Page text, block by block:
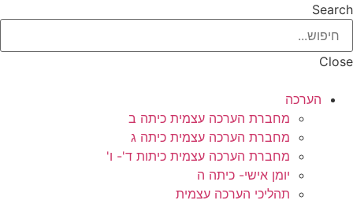
Search
Close
הערכה
מחברת הערכה עצמית כיתה ב
מחברת הערכה עצמית כיתה ג
מחברת הערכה עצמית כיתות ד'- ו'
יומן אישי- כיתה ה
תהליכי הערכה עצמית